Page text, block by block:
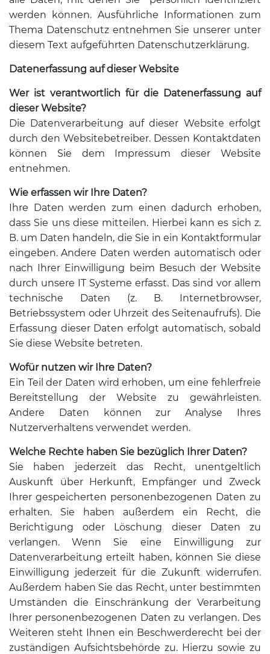
werden können. Ausführliche Informationen zum
Thema Datenschutz entnehmen Sie unserer unter
diesem Text aufgeführten Datenschutzerklärung.
Datenerfassung auf dieser Website
Wer ist verantwortlich für die Datenerfassung auf
dieser Website?
Die Datenverarbeitung auf dieser Website erfolgt
durch den Websitebetreiber. Dessen Kontaktdaten
können Sie dem Impressum dieser Website
entnehmen.
Wie erfassen wir Ihre Daten?
Ihre Daten werden zum einen dadurch erhoben,
dass Sie uns diese mitteilen. Hierbei kann es sich z.
B. um Daten handeln, die Sie in ein Kontaktformular
eingeben. Andere Daten werden automatisch oder
nach Ihrer Einwilligung beim Besuch der Website
durch unsere IT Systeme erfasst. Das sind vor allem
technische Daten (z. B. Internetbrowser,
Betriebssystem oder Uhrzeit des Seitenaufrufs). Die
Erfassung dieser Daten erfolgt automatisch, sobald
Sie diese Website betreten.
Wofür nutzen wir Ihre Daten?
Ein Teil der Daten wird erhoben, um eine fehlerfreie
Bereitstellung der Website zu gewährleisten.
Andere Daten können zur Analyse Ihres
Nutzerverhaltens verwendet werden.
Welche Rechte haben Sie bezüglich Ihrer Daten?
Sie haben jederzeit das Recht, unentgeltlich
Auskunft über Herkunft, Empfänger und Zweck
Ihrer gespeicherten personenbezogenen Daten zu
erhalten. Sie haben außerdem ein Recht, die
Berichtigung oder Löschung dieser Daten zu
verlangen. Wenn Sie eine Einwilligung zur
Datenverarbeitung erteilt haben, können Sie diese
Einwilligung jederzeit für die Zukunft widerrufen.
Außerdem haben Sie das Recht, unter bestimmten
Umständen die Einschränkung der Verarbeitung
Ihrer personenbezogenen Daten zu verlangen. Des
Weiteren steht Ihnen ein Beschwerderecht bei der
zuständigen Aufsichtsbehörde zu. Hierzu sowie zu